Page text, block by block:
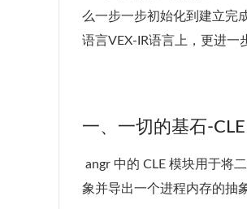
么一步一步初始化到建立完
语言VEX-IR语言上，更进一
一、一切的基石-CLE
angr 中的 CLE 模块用于将
象并导出一个进程内存的抽